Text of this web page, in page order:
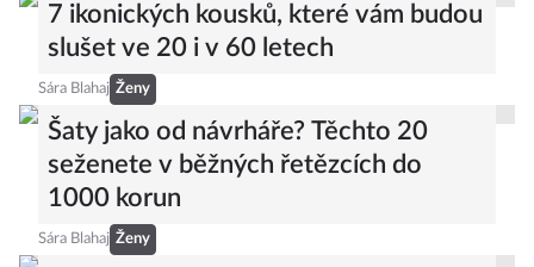
7 ikonických kousků, které vám budou
slušet ve 20 i v 60 letech
Sára Blahaj Ženy
Šaty jako od návrháře? Těchto 20
seženete v běžných řetězcích do
1000 korun
Sára Blahaj Ženy